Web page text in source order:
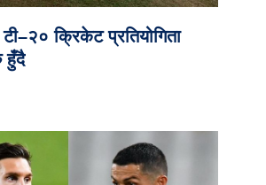
क्रिकेट प्रतियोगिता
हुँदै